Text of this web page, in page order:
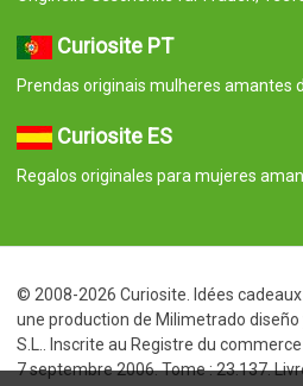
Curiosite PT
Prendas originais mulheres amantes
Curiosite ES
Regalos originales para mujeres
© 2008-2026 Curiosite. Idées
une production de Milimetrado
S.L.. Inscrite au Registre du
7 septembre 2006. Tome : 23.137.